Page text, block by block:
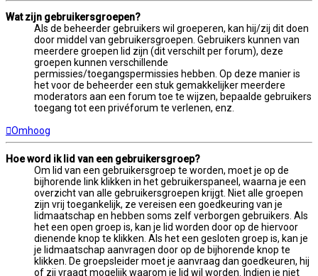
Wat zijn gebruikersgroepen?
Als de beheerder gebruikers wil groeperen, kan hij/zij dit doen
door middel van gebruikersgroepen. Gebruikers kunnen van
meerdere groepen lid zijn (dit verschilt per forum), deze
groepen kunnen verschillende
permissies/toegangspermissies hebben. Op deze manier is
het voor de beheerder een stuk gemakkelijker meerdere
moderators aan een forum toe te wijzen, bepaalde gebruikers
toegang tot een privéforum te verlenen, enz.
Omhoog
Hoe word ik lid van een gebruikersgroep?
Om lid van een gebruikersgroep te worden, moet je op de
bijhorende link klikken in het gebruikerspaneel, waarna je een
overzicht van alle gebruikersgroepen krijgt. Niet alle groepen
zijn vrij toegankelijk, ze vereisen een goedkeuring van je
lidmaatschap en hebben soms zelf verborgen gebruikers. Als
het een open groep is, kan je lid worden door op de hiervoor
dienende knop te klikken. Als het een gesloten groep is, kan je
je lidmaatschap aanvragen door op de bijhorende knop te
klikken. De groepsleider moet je aanvraag dan goedkeuren, hij
of zij vraagt mogelijk waarom je lid wil worden. Indien je niet